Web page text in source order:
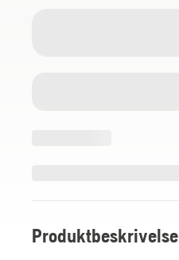
Produktbeskrivelse